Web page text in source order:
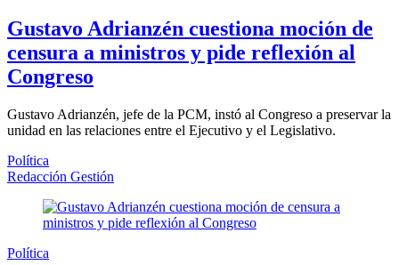
Gustavo Adrianzén cuestiona moción de
censura a ministros y pide reflexión al
Congreso
Gustavo Adrianzén, jefe de la PCM, instó al Congreso a preservar la
unidad en las relaciones entre el Ejecutivo y el Legislativo.
Política
Redacción Gestión
Política